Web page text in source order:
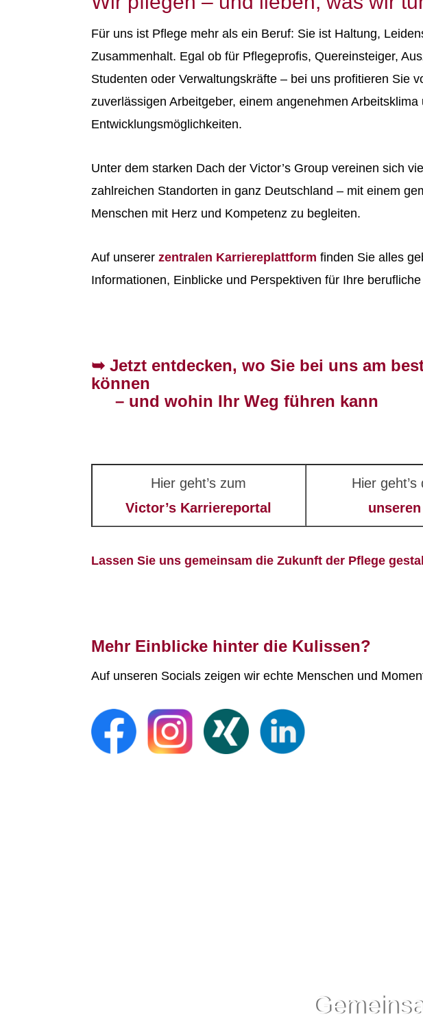
Für uns ist Pflege mehr als ein Beruf: Sie ist Haltung,
Zusammenhalt. Egal ob für Pflegeprofis, Quereinsteiger,
Studenten oder Verwaltungskräfte – bei uns profitieren Sie
zuverlässigen Arbeitgeber, einem angenehmen Arbeitsklima
Entwicklungsmöglichkeiten.
Unter dem starken Dach der Victor’s Group vereinen sich
zahlreichen Standorten in ganz Deutschland – mit einem
Menschen mit Herz und Kompetenz zu begleiten.
Auf unserer zentralen Karriereplattform finden Sie alles
Informationen, Einblicke und Perspektiven für Ihre
➥ Jetzt entdecken, wo Sie bei uns am
können
– und wohin Ihr Weg führen kann
Hier geht’s zum
Victor’s Karriereportal
Hier geht’s
Lassen Sie uns gemeinsam die Zukunft der Pflege
Mehr Einblicke hinter die Kulissen?
Auf unseren Socials zeigen wir echte Menschen und